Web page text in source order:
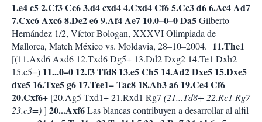
1.e4 c5 2.Cf3 Cc6 3.d4 cxd4 4.Cxd4 Cf6 5.Cc3 d6 6.Ac4 Ad7
7.Cxc6 Axc6 8.De2 e6 9.Af4 Ae7 10.0–0–0 Da5Gilberto
Hernández 1/2, Víctor Bologan, XXXVI Olimpiada de
Mallorca, Match México vs. Moldavia, 28–10–2004. 11.The1
[(11.Axd6 Axd6 12.Txd6 Dg5+ 13.Dd2 Dxg2 14.Te1 Dxh2
15.e5=) 11...0–0 12.f3 Tfd8 13.e5 Ch5 14.Ad2 Dxe5 15.Dxe5
dxe5 16.Txe5 g6 17.Tee1= Tac8 18.Ab3 a6 19.Ce4 Cf6
20.Cxf6+ [20.Ag5 Txd1+ 21.Rxd1 Rg7 (21...Td8+ 22.Rc1 Rg7
23.c3=)] 20...Axf6Las blancas contribuyen a desarrollar al alfil